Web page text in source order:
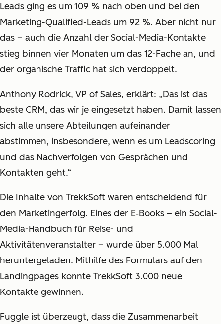
Leads ging es um 109 % nach oben und bei den
Marketing-Qualified-Leads um 92 %. Aber nicht nur
das – auch die Anzahl der Social-Media-Kontakte
stieg binnen vier Monaten um das 12-Fache an, und
der organische Traffic hat sich verdoppelt.
Anthony Rodrick, VP of Sales, erklärt: „Das ist das
beste CRM, das wir je eingesetzt haben. Damit lassen
sich alle unsere Abteilungen aufeinander
abstimmen, insbesondere, wenn es um Leadscoring
und das Nachverfolgen von Gesprächen und
Kontakten geht.“
Die Inhalte von TrekkSoft waren entscheidend für
den Marketingerfolg. Eines der E‑Books – ein Social-
Media-Handbuch für Reise- und
Aktivitätenveranstalter – wurde über 5.000 Mal
heruntergeladen. Mithilfe des Formulars auf den
Landingpages konnte TrekkSoft 3.000 neue
Kontakte gewinnen.
Fuggle ist überzeugt, dass die Zusammenarbeit